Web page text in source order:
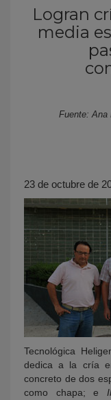
Logran
media
Fuente: Ana
23 de octubre de
Tecnológica
dedica a la cría
concreto de dos
como chapa; e